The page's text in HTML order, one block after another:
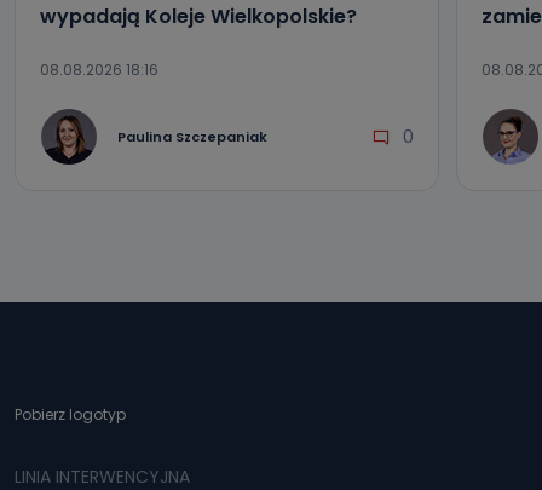
wypadają Koleje Wielkopolskie?
08.08.2026 18:16
Paulina Szczepaniak 0
Pobierz logotyp
LINIA INTERWENCYJNA